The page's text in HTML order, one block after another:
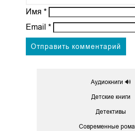
Имя *
Email *
Аудиокниги 🔊
Детские книги
Детективы
Современные